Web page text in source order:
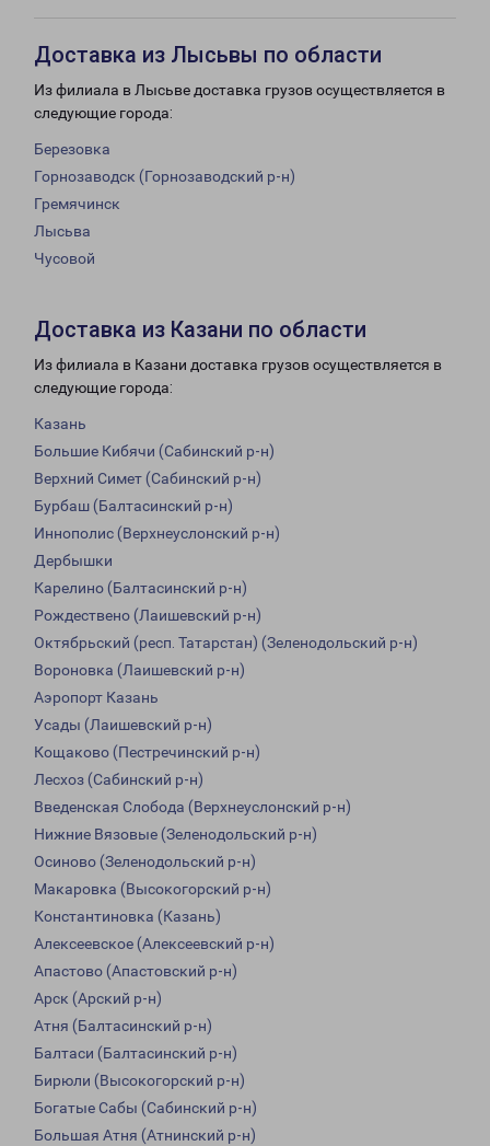
Доставка из Лысьвы по области
Из филиала в Лысьве доставка грузов осуществляется в
следующие города:
Березовка
Горнозаводск (Горнозаводский р-н)
Гремячинск
Лысьва
Чусовой
Доставка из Казани по области
Из филиала в Казани доставка грузов осуществляется в
следующие города:
Казань
Большие Кибячи (Сабинский р-н)
Верхний Симет (Сабинский р-н)
Бурбаш (Балтасинский р-н)
Иннополис (Верхнеуслонский р-н)
Дербышки
Карелино (Балтасинский р-н)
Рождествено (Лаишевский р-н)
Октябрьский (респ. Татарстан) (Зеленодольский р-н)
Вороновка (Лаишевский р-н)
Аэропорт Казань
Усады (Лаишевский р-н)
Кощаково (Пестречинский р-н)
Лесхоз (Сабинский р-н)
Введенская Слобода (Верхнеуслонский р-н)
Нижние Вязовые (Зеленодольский р-н)
Осиново (Зеленодольский р-н)
Макаровка (Высокогорский р-н)
Константиновка (Казань)
Алексеевское (Алексеевский р-н)
Апастово (Апастовский р-н)
Арск (Арский р-н)
Атня (Балтасинский р-н)
Балтаси (Балтасинский р-н)
Бирюли (Высокогорский р-н)
Богатые Сабы (Сабинский р-н)
Большая Атня (Атнинский р-н)